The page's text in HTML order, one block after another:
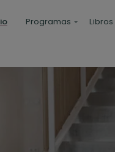
Programas Libros